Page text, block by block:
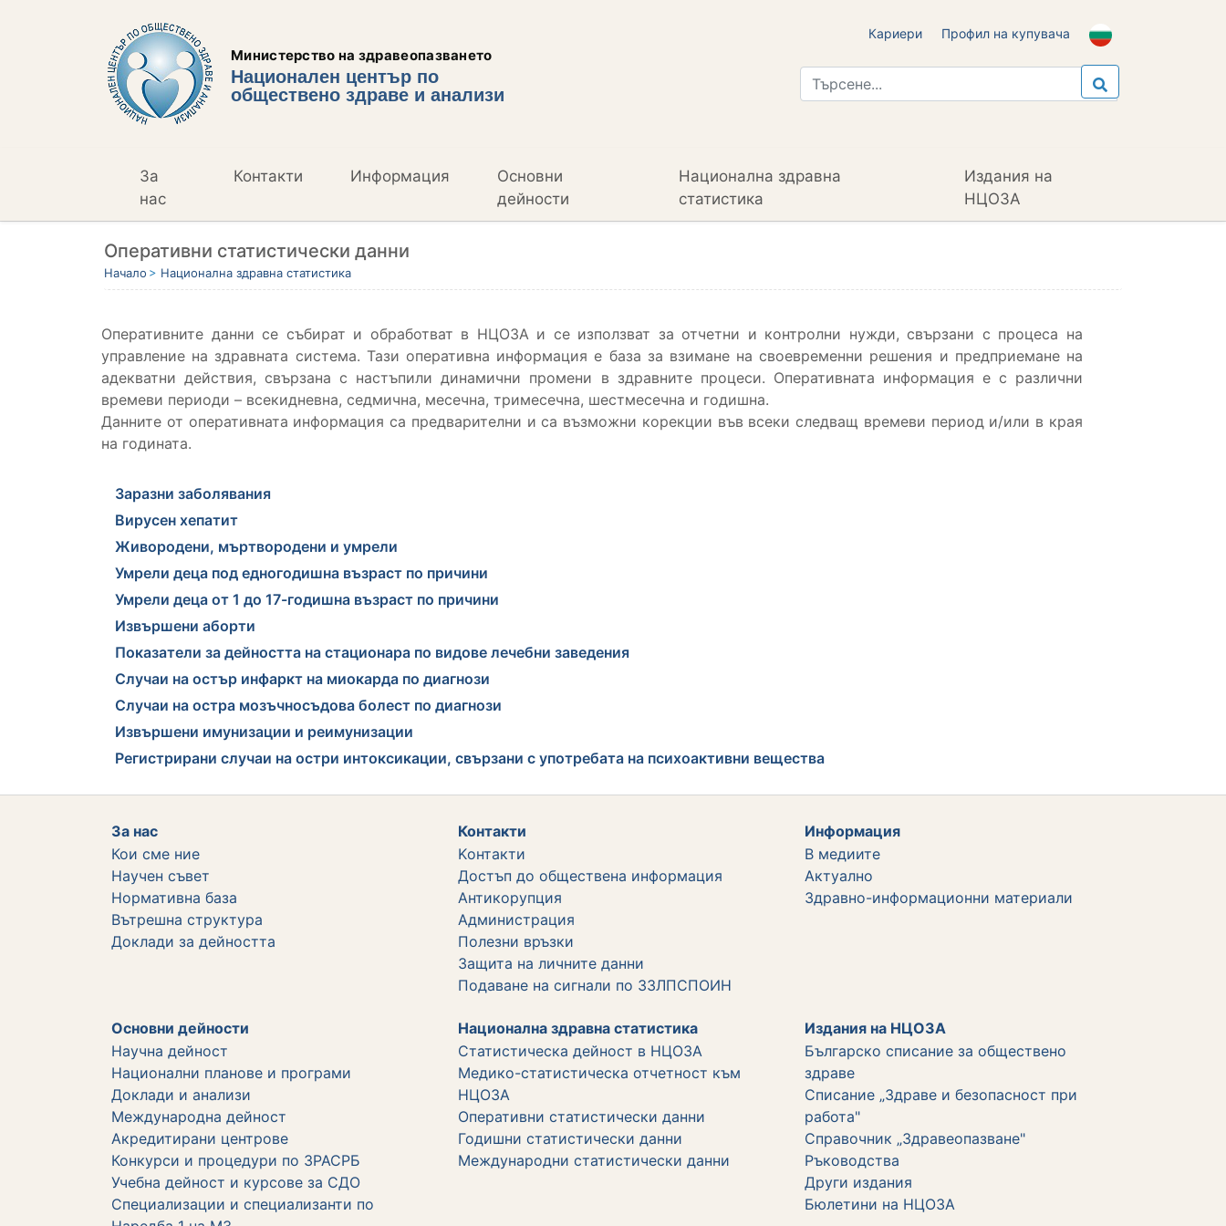
Министерство на здравеопазването
Национален център по
обществено здраве и анализи
Кариери Профил на купувача
За
нас
Контакти Информация
Основни
дейности
Национална здравна
статистика
Издания на
НЦОЗА
Оперативни статистически данни
Начало Национална здравна статистика
Оперативните данни се събират и обработват в НЦОЗА и се използват за отчетни и контролни нужди, свързани с процеса на
управление на здравната система. Тази оперативна информация е база за взимане на своевременни решения и предприемане на
адекватни действия, свързана с настъпили динамични промени в здравните процеси. Оперативната информация е с различни
времеви периоди – всекидневна, седмична, месечна, тримесечна, шестмесечна и годишна.
Данните от оперативната информация са предварителни и са възможни корекции във всеки следващ времеви период и/или в края
на годината.
Заразни заболявания
Вирусен хепатит
Живородени, мъртвородени и умрели
Умрели деца под едногодишна възраст по причини
Умрели деца от 1 до 17-годишна възраст по причини
Извършени аборти
Показатели за дейността на стационара по видове лечебни заведения
Случаи на остър инфаркт на миокарда по диагнози
Случаи на остра мозъчносъдова болест по диагнози
Извършени имунизации и реимунизации
Регистрирани случаи на остри интоксикации, свързани с употребата на психоактивни вещества
За нас
Кои сме ние
Научен съвет
Нормативна база
Вътрешна структура
Дoклади за дейността
Контакти
Kонтакти
Достъп до обществена информация
Aнтикорупция
Администрация
Полезни връзки
Защита на личните данни
Подаване на сигнали по ЗЗЛПСПОИН
Информация
В медиите
Актуално
Здравно-информационни материали
Основни дейности
Научна дейност
Национални планове и програми
Доклади и анализи
Международна дейност
Акредитирани центрове
Конкурси и процедури по ЗРАСРБ
Учебна дейност и курсове за СДО
Специализации и специализанти по
Национална здравна статистика
Статистическа дейност в НЦОЗА
Медико-статистическа отчетност към
НЦОЗА
Оперативни статистически данни
Годишни статистически данни
Международни статистически данни
Издания на НЦОЗА
Българско списание за обществено
здраве
Списание „Здраве и безопасност при
работа"
Справочник „Здравеопазване"
Ръководства
Други издания
Бюлетини на НЦОЗА